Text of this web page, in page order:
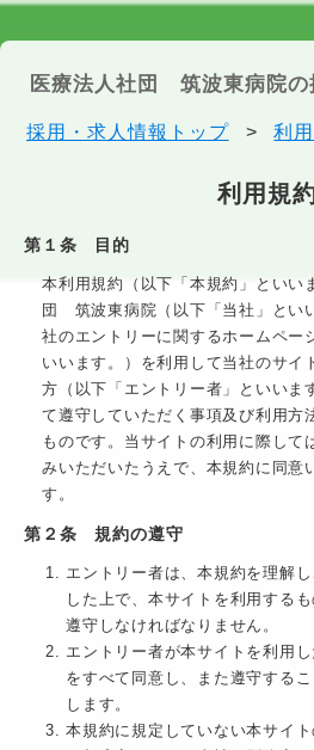
医療法人社団 筑波東病院の
採用・求人情報トップ > 利
利用規
第１条 目的
本利用規約（以下「本規約」といい
団 筑波東病院 （以下「当社」とい
社のエントリーに関するホームペー
いいます。）を利用して当社のサイ
方（以下「エントリー者」といいま
て遵守していただく事項及び利用方
ものです。当サイトの利用に際して
みいただいたうえで、本規約に同意
す。
第２条 規約の遵守
エントリー者は、本規約を理解
した上で、本サイトを利用する
遵守しなければなりません。
エントリー者が本サイトを利用
をすべて同意し、また遵守する
します。
本規約に規定していない本サイ